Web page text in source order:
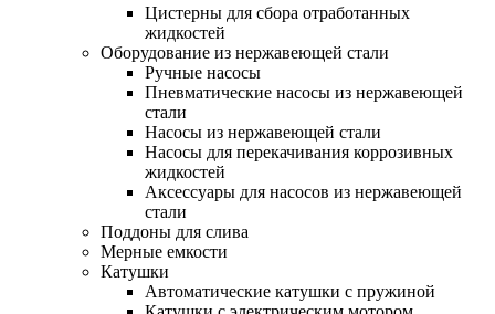
Цистерны для сбора отработанных
жидкостей
Оборудование из нержавеющей стали
Ручные насосы
Пневматические насосы из нержавеющей
стали
Насосы из нержавеющей стали
Насосы для перекачивания коррозивных
жидкостей
Аксессуары для насосов из нержавеющей
стали
Поддоны для слива
Мерные емкости
Катушки
Автоматические катушки с пружиной